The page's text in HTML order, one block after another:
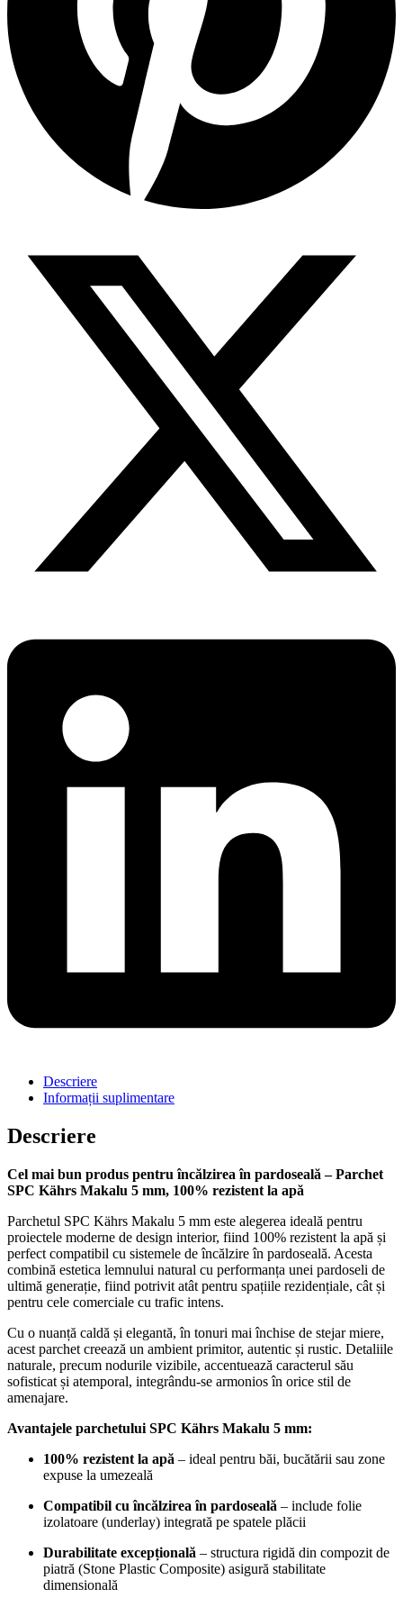
Descriere
Informații suplimentare
Descriere
Cel mai bun produs pentru încălzirea în pardoseală – Parchet
SPC Kährs Makalu 5 mm, 100% rezistent la apă
Parchetul SPC Kährs Makalu 5 mm este alegerea ideală pentru
proiectele moderne de design interior, fiind 100% rezistent la apă și
perfect compatibil cu sistemele de încălzire în pardoseală. Acesta
combină estetica lemnului natural cu performanța unei pardoseli de
ultimă generație, fiind potrivit atât pentru spațiile rezidențiale, cât și
pentru cele comerciale cu trafic intens.
Cu o nuanță caldă și elegantă, în tonuri mai închise de stejar miere,
acest parchet creează un ambient primitor, autentic și rustic. Detaliile
naturale, precum nodurile vizibile, accentuează caracterul său
sofisticat și atemporal, integrându-se armonios în orice stil de
amenajare.
Avantajele parchetului SPC Kährs Makalu 5 mm:
100% rezistent la apă – ideal pentru băi, bucătării sau zone
expuse la umezeală
Compatibil cu încălzirea în pardoseală – include folie
izolatoare (underlay) integrată pe spatele plăcii
Durabilitate excepțională – structura rigidă din compozit de
piatră (Stone Plastic Composite) asigură stabilitate
dimensională